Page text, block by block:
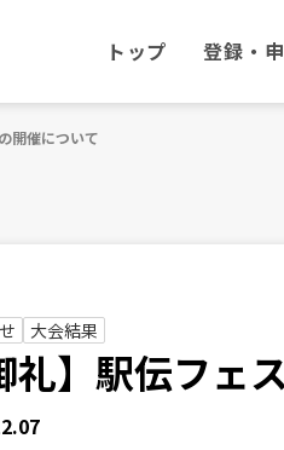
トップ 登録・
開催について
大会結果
礼】駅伝フェ